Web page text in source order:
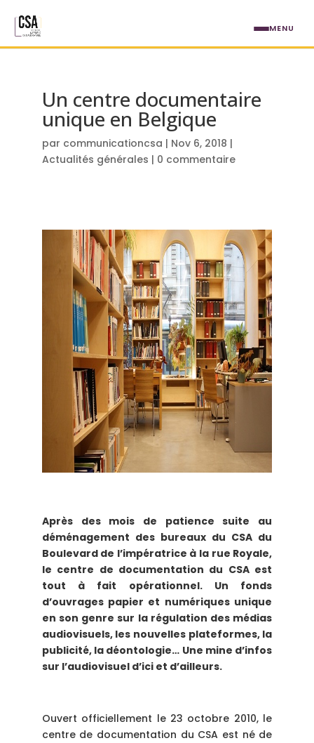
Un centre documentaire
unique en Belgique
par communicationcsa | Nov 6, 2018 |
Actualités générales | 0 commentaire
Après des mois de patience suite au
déménagement des bureaux du CSA du
Boulevard de l’impératrice à la rue Royale,
le centre de documentation du CSA est
tout à fait opérationnel. Un fonds
d’ouvrages papier et numériques unique
en son genre sur la régulation des médias
audiovisuels, les nouvelles plateformes, la
publicité, la déontologie… Une mine d’infos
sur l’audiovisuel d’ici et d’ailleurs.
Ouvert officiellement le 23 octobre 2010, le
centre de documentation du CSA est né de
MENU